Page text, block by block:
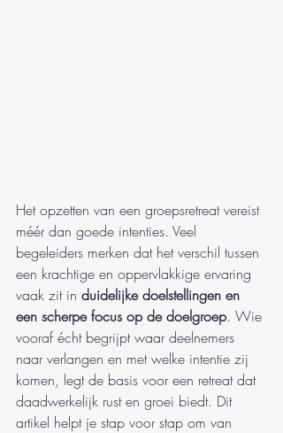
Het opzetten van een groepsretreat vereist
méér dan goede intenties. Veel
begeleiders merken dat het verschil tussen
een krachtige en oppervlakkige ervaring
vaak zit in duidelijke doelstellingen en
een scherpe focus op de doelgroep. Wie
vooraf écht begrijpt waar deelnemers
naar verlangen en met welke intentie zij
komen, legt de basis voor een retreat dat
daadwerkelijk rust en groei biedt. Dit
artikel helpt je stap voor stap om van